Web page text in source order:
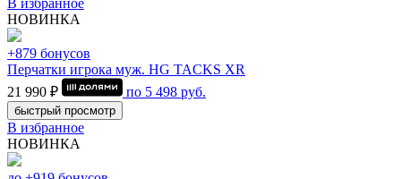
В избранное
НОВИНКА
+879 бонусов
Перчатки игрока муж. HG TACKS XR
21 990 ₽
по 5 498 руб.
быстрый просмотр
В избранное
НОВИНКА